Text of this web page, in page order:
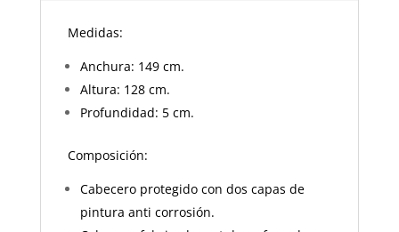
Medidas:
Anchura: 149 cm.
Altura: 128 cm.
Profundidad: 5 cm.
Composición:
Cabecero protegido con dos capas de
pintura anti corrosión.